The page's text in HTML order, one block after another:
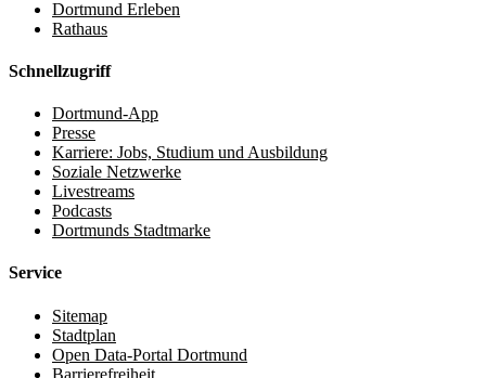
Dortmund Erleben
Rathaus
Schnellzugriff
Dortmund-App
Presse
Karriere: Jobs, Studium und Ausbildung
Soziale Netzwerke
Livestreams
Podcasts
Dortmunds Stadtmarke
Service
Sitemap
Stadtplan
Open Data-Portal Dortmund
Barrierefreiheit